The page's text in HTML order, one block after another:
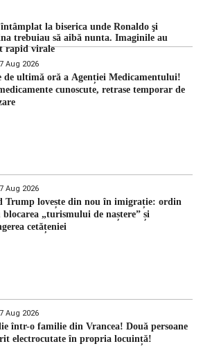
întâmplat la biserica unde Ronaldo şi
trebuiau să aibă nunta. Imaginile au
rapid virale
Aug 2026
de ultimă oră a Agenției Medicamentului!
cunoscute, retrase temporar de
Aug 2026
Trump lovește din nou în imigrație: ordin
„turismului de naștere” și
cetățeniei
Aug 2026
într-o familie din Vrancea! Două persoane
electrocutate în propria locuință!